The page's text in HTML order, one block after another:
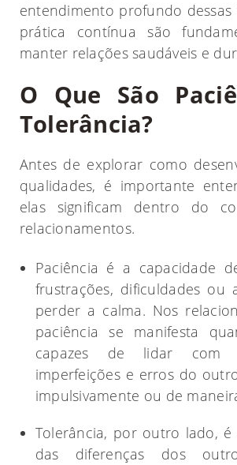
entendimento profundo dessas
prática contínua são
manter relações saudáveis e
O Que São
Tolerância?
Antes de explorar como
qualidades, é importante
elas significam dentro do
relacionamentos.
Paciência é a capacidade
frustrações, dificuldades ou
perder a calma. Nos
paciência se manifesta
capazes de lidar com
imperfeições e erros do
impulsivamente ou de
Tolerância, por outro lado, é
das diferenças dos